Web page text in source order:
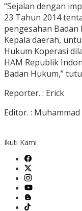
“Sejalan dengan
23 Tahun 2014
pengesahan
Kepala daerah,
Hukum Koperasi
HAM Republik
Badan Hukum,”
Reporter. : Erick
Editor. :
Ikuti Kami